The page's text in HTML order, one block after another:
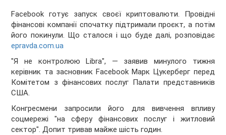
Facebook готує запуск своєї криптовалюти. Провідні
фінансові компанії спочатку підтримали проєкт, а потім
його покинули. Що сталося і що буде далі, розповідає
epravda.com.ua
"Я не контролюю Libra", — заявив минулого тижня
керівник та засновник Facebook Марк Цукерберг перед
Комітетом з фінансових послуг Палати представників
США.
Конгресмени запросили його для вивчення впливу
соцмережі "на сферу фінансових послуг і житловий
сектор". Допит тривав майже шість годин.